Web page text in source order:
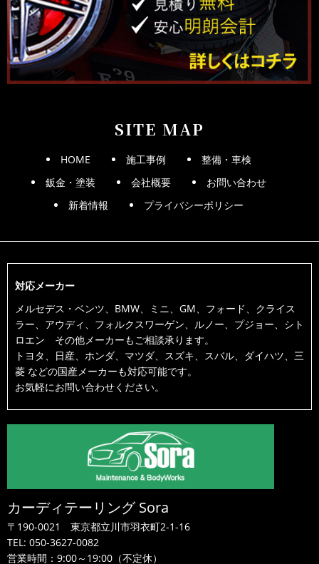
SITE MAP
HOME 施工事例
整備・車検
鈑金・塗装
会社概要
お問い合わせ
新着情報
プライバシーポリシー
カーディテーリング Sora
〒190-0021 東京都立川市羽衣町2-1-16
TEL: 050-3627-0082
営業時間：9:00～19:00（不定休）
対応メーカー
メルセデス・ベンツ、BMW、ミニ、GM、フォード、クライス
ラー、アウディ、フォルクスワーゲン、ルノー、プジョー、シト
ロエン その他メーカーもご相談承ります。
トヨタ、日産、ホンダ、マツダ、スズキ、スバル、ダイハツ、三
菱 などの国産メーカーも対応可能です。
お気軽にお問い合わせください。